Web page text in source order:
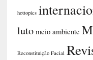
hottopics
luto meio ambiente
Reconstituição Facial